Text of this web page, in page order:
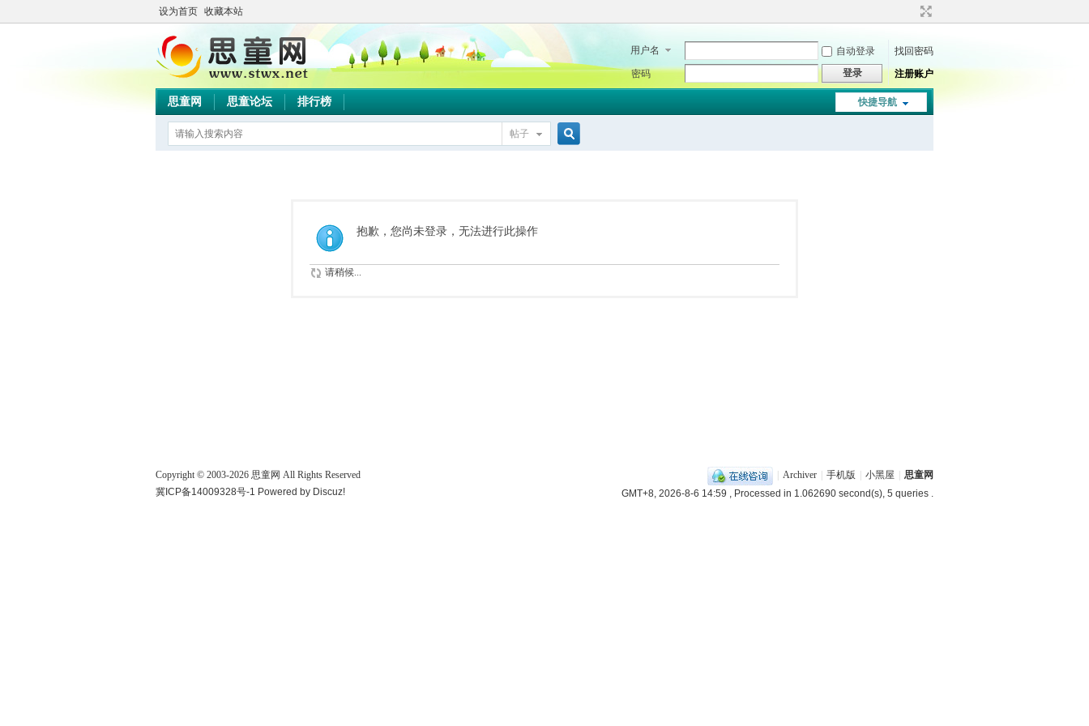
设为首页 收藏本站
用户名 自动登录
找回密码
密码
登录 注册账户
快捷导航
思童网 思童论坛 排行榜
帖子
抱歉，您尚未登录，无法进行此操作
请稍候...
Archiver 手机版 小黑屋
思童网
GMT+8, 2026-8-6 14:59 , Processed in 1.062690 second(s), 5 queries .
Copyright © 2003-2026 思童网 All Rights Reserved
冀ICP备14009328号-1 Powered by Discuz!